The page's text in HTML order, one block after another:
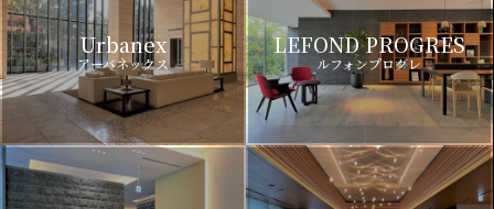
Urbanex
アーバネックス
LEFOND PROGRES
ルフォンプログレ